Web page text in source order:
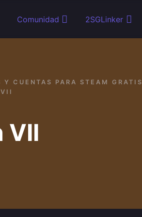
Comunidad 2SGLinker
VII
Y CUENTAS PARA STEAM GRATIS